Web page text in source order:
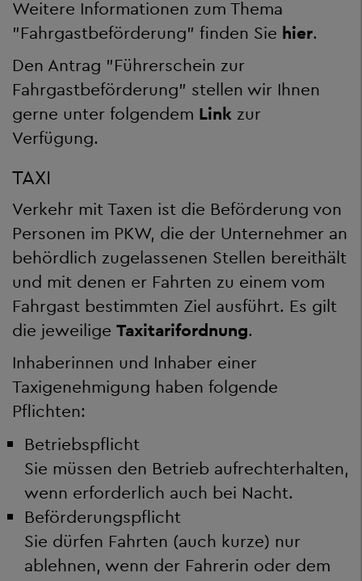
Weitere Informationen zum Thema
"Fahrgastbeförderung" finden Sie hier.
Den Antrag "Führerschein zur
Fahrgastbeförderung" stellen wir Ihnen
gerne unter folgendem Link zur
Verfügung.
TAXI
Verkehr mit Taxen ist die Beförderung von
Personen im PKW, die der Unternehmer an
behördlich zugelassenen Stellen bereithält
und mit denen er Fahrten zu einem vom
Fahrgast bestimmten Ziel ausführt. Es gilt
die jeweilige Taxitarifordnung.
Inhaberinnen und Inhaber einer
Taxigenehmigung haben folgende
Pflichten:
Betriebspflicht
Sie müssen den Betrieb aufrechterhalten,
wenn erforderlich auch bei Nacht.
Beförderungspflicht
Sie dürfen Fahrten (auch kurze) nur
ablehnen, wenn der Fahrerin oder dem